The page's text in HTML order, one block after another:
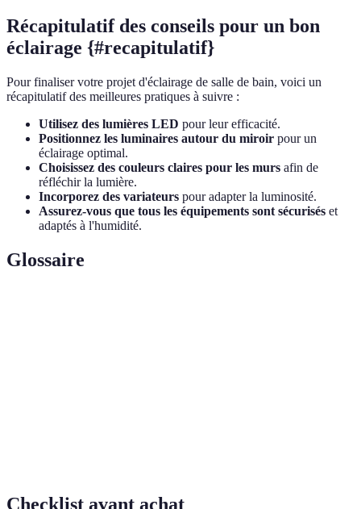
Récapitulatif des conseils pour un bon
éclairage {#recapitulatif}
Pour finaliser votre projet d'éclairage de salle de bain, voici un
récapitulatif des meilleures pratiques à suivre :
Utilisez des lumières LED pour leur efficacité.
Positionnez les luminaires autour du miroir pour un
éclairage optimal.
Choisissez des couleurs claires pour les murs afin de
réfléchir la lumière.
Incorporez des variateurs pour adapter la luminosité.
Assurez-vous que tous les équipements sont sécurisés et
adaptés à l'humidité.
Glossaire
Checklist avant achat